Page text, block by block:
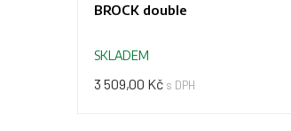
BROCK double
SKLADEM
3 509,00 Kč s DPH